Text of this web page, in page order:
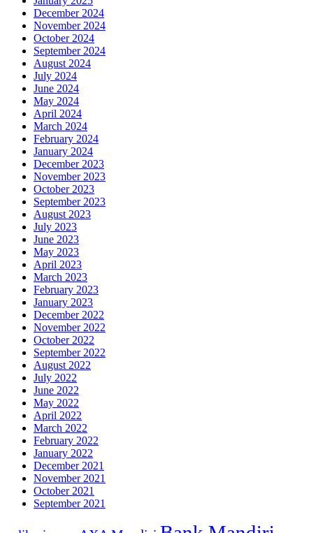
December 2024
November 2024
October 2024
September 2024
August 2024
July 2024
June 2024
May 2024
April 2024
March 2024
February 2024
January 2024
December 2023
November 2023
October 2023
September 2023
August 2023
July 2023
June 2023
May 2023
April 2023
March 2023
February 2023
January 2023
December 2022
November 2022
October 2022
September 2022
August 2022
July 2022
June 2022
May 2022
April 2022
March 2022
February 2022
January 2022
December 2021
November 2021
October 2021
September 2021